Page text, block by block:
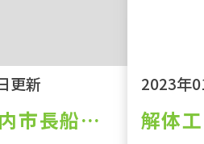
更新
岡山県瀬戸内市長船町福岡地内 解体工事
2023年